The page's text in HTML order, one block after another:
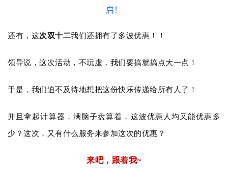
还有，这次双十二我们还拥有了多波优惠！！
领导说，这次活动，不玩虚，我们要搞就搞点大一点！
于是，我们迫不及待地想把这份快乐传递给所有人了！
并且拿起计算器，满脑子盘算着，这波优惠人均又能优惠多
少？这次，又有什么服务来参加这次的优惠？
来吧，跟着我~